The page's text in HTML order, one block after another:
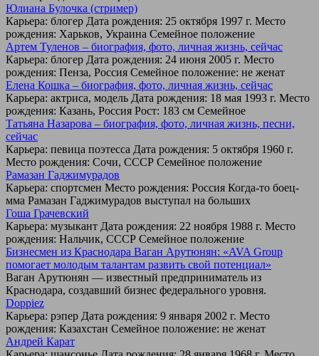
Юлиана Булочка (стример)
Карьера: блогер Дата рождения: 25 октября 1997 г. Место
рождения: Харьков, Украина Семейное положение
Артем Туленов – биография, фото, личная жизнь, сейчас
Карьера: блогер Дата рождения: 24 июня 2005 г. Место
рождения: Пенза, Россия Семейное положение: не женат
Елена Кошка – биография, фото, личная жизнь, сейчас
Карьера: актриса, модель Дата рождения: 18 мая 1993 г. Место
рождения: Казань, Россия Рост: 183 см Семейное
Татьяна Назарова – биография, фото, личная жизнь, песни,
сейчас
Карьера: певица поэтесса Дата рождения: 5 октября 1960 г.
Место рождения: Сочи, СССР Семейное положение
Рамазан Гаджимурадов
Карьера: спортсмен Место рождения: Россия Когда-то боец-
мма Рамазан Гаджимурадов выступал на больших
Гоша Грачевский
Карьера: музыкант Дата рождения: 22 ноября 1988 г. Место
рождения: Нальчик, СССР Семейное положение
Бизнесмен из Краснодара Ваган Арутюнян: «AVA Group
помогает молодым талантам развить свой потенциал»
Ваган Арутюнян — известный предприниматель из
Краснодара, создавший бизнес федерального уровня.
Doppiez
Карьера: рэпер Дата рождения: 9 января 2002 г. Место
рождения: Казахстан Семейное положение: не женат
Андрей Карат